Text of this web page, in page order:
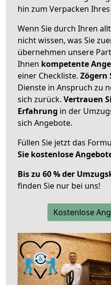
hin zum Verpacken
Wenn Sie durch Ihren
nicht wissen, was Sie
übernehmen unsere
Ihnen kompetente
einer Checkliste. Zögern
Dienste in Anspruch zu
sich zurück. Vertrauen
Erfahrung in der
sich Angebote.
Füllen Sie jetzt das
Sie kostenlose
Bis zu 60 % der
finden Sie nur bei uns!
Kostenlose